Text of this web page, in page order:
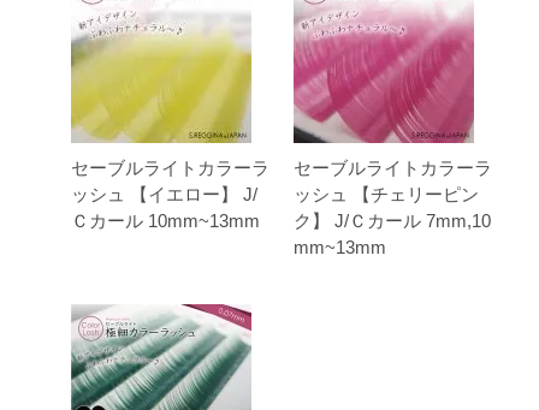
セーブルライトカラーラ
ッシュ 【イエロー】 J/
Ｃカール 10mm~13mm
セーブルライトカラーラ
ッシュ 【チェリーピン
ク】 J/Ｃカール 7mm,10
mm~13mm